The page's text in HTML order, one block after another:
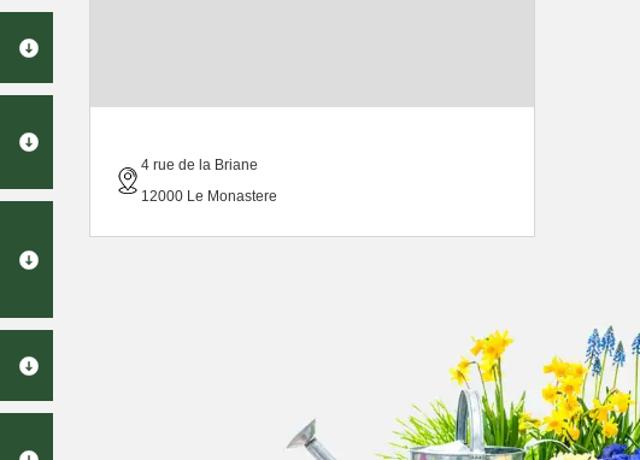
4 rue de la Briane
12000 Le Monastere